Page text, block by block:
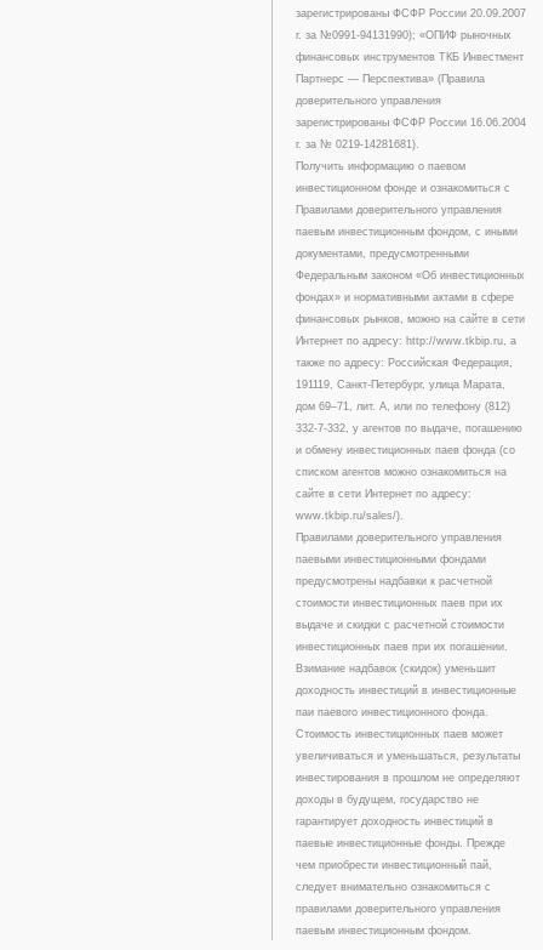
зарегистрированы ФСФР России 20.09.2007
г. за №0991-94131990); «ОПИФ рыночных
финансовых инструментов ТКБ Инвестмент
Партнерс — Перспектива» (Правила
доверительного управления
зарегистрированы ФСФР России 16.06.2004
г. за № 0219-14281681).
Получить информацию о паевом
инвестиционном фонде и ознакомиться с
Правилами доверительного управления
паевым инвестиционным фондом, с иными
документами, предусмотренными
Федеральным законом «Об инвестиционных
фондах» и нормативными актами в сфере
финансовых рынков, можно на сайте в сети
Интернет по адресу: http://www.tkbip.ru, а
также по адресу: Российская Федерация,
191119, Санкт-Петербург, улица Марата,
дом 69–71, лит. А, или по телефону (812)
332-7-332, у агентов по выдаче, погашению
и обмену инвестиционных паев фонда (со
списком агентов можно ознакомиться на
сайте в сети Интернет по адресу:
www.tkbip.ru/sales/).
Правилами доверительного управления
паевыми инвестиционными фондами
предусмотрены надбавки к расчетной
стоимости инвестиционных паев при их
выдаче и скидки с расчетной стоимости
инвестиционных паев при их погашении.
Взимание надбавок (скидок) уменьшит
доходность инвестиций в инвестиционные
паи паевого инвестиционного фонда.
Стоимость инвестиционных паев может
увеличиваться и уменьшаться, результаты
инвестирования в прошлом не определяют
доходы в будущем, государство не
гарантирует доходность инвестиций в
паевые инвестиционные фонды. Прежде
чем приобрести инвестиционный пай,
следует внимательно ознакомиться с
правилами доверительного управления
паевым инвестиционным фондом.